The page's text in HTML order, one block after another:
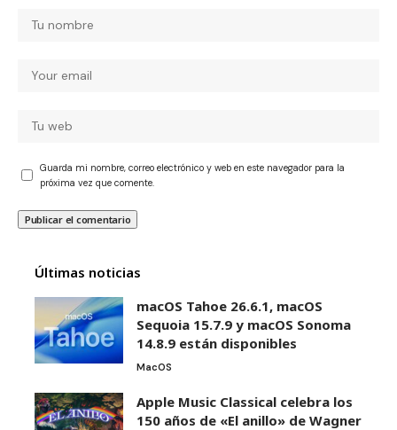
Guarda mi nombre, correo electrónico y web en este navegador para la
próxima vez que comente.
Últimas noticias
macOS Tahoe 26.6.1, macOS
Sequoia 15.7.9 y macOS Sonoma
14.8.9 están disponibles
MacOS
Apple Music Classical celebra los
150 años de «El anillo» de Wagner